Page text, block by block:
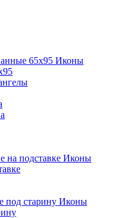
Иконы
Иконы
Иконы